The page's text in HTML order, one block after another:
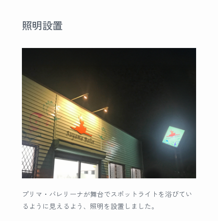
照明設置
プリマ・バレリーナが舞台でスポットライトを浴びてい
るように見えるよう、照明を設置しました。